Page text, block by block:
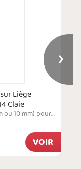
Liège
Claie
Trois épaisseurs disponibles (5 mm, 8 mm ou 10 mm) pour compenser la longueur inégale d'un membre inférieur et rééquilibrer le bassin. Le cuir en peau luxe apporte douceur et confort. La base en liège est résistante et ferme pour garantir un soutien parfait. Fabrication française.
VOIR